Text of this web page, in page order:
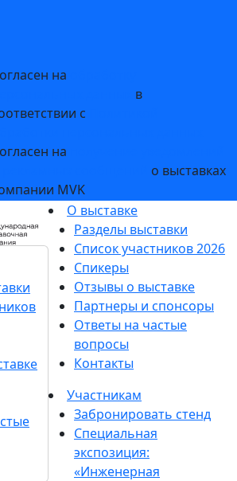
на
в
с
на
о выставках
MVK
О выставке
Разделы выставки
Список участников 2026
Спикеры
Отзывы о выставке
Партнеры и спонсоры
Ответы на частые
вопросы
Контакты
Участникам
Забронировать стенд
Специальная
экспозиция:
«Инженерная